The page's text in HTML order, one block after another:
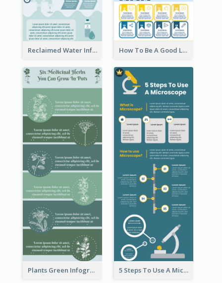
Reclaimed Water Infographic How To Be A Good Leader Infographic
Plants Green Infographic 5 Steps To Use A Microscope Infographic